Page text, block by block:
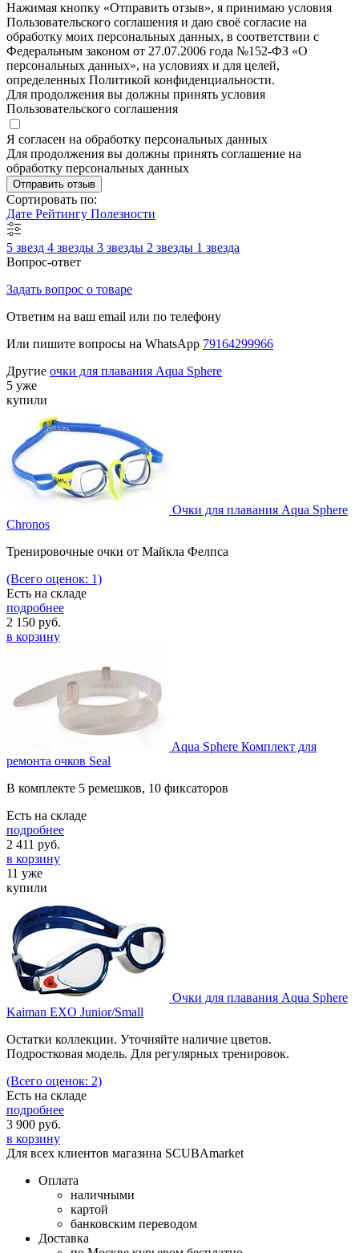
Нажимая кнопку «Отправить отзыв», я принимаю условия
Пользовательского соглашения и даю своё согласие на
обработку моих персональных данных, в соответствии с
Федеральным законом от 27.07.2006 года №152-ФЗ «О
персональных данных», на условиях и для целей,
определенных Политикой конфиденциальности.
Для продолжения вы должны принять условия
Пользовательского соглашения
Я согласен на обработку персональных данных
Для продолжения вы должны принять соглашение на
обработку персональных данных
Отправить отзыв
Сортировать по:
Дате Рейтингу Полезности
5 звезд 4 звезды 3 звезды 2 звезды 1 звезда
Вопрос-ответ
Задать вопрос о товаре
Ответим на ваш email или по телефону
Или пишите вопросы на WhatsApp 79164299966
Другие очки для плавания Aqua Sphere
5 уже
купили
Очки для плавания Aqua Sphere
Chronos
Тренировочные очки от Майкла Фелпса
(Всего оценок: 1)
Есть на складе
подробнее
2 150 руб.
в корзину
Aqua Sphere Комплект для
ремонта очков Seal
В комплекте 5 ремешков, 10 фиксаторов
Есть на складе
подробнее
2 411 руб.
в корзину
11 уже
купили
Очки для плавания Aqua Sphere
Kaiman EXO Junior/Small
Остатки коллекции. Уточняйте наличие цветов.
Подростковая модель. Для регулярных тренировок.
(Всего оценок: 2)
Есть на складе
подробнее
3 900 руб.
в корзину
Для всех клиентов магазина SCUBAmarket
Оплата
наличными
картой
банковским переводом
Доставка